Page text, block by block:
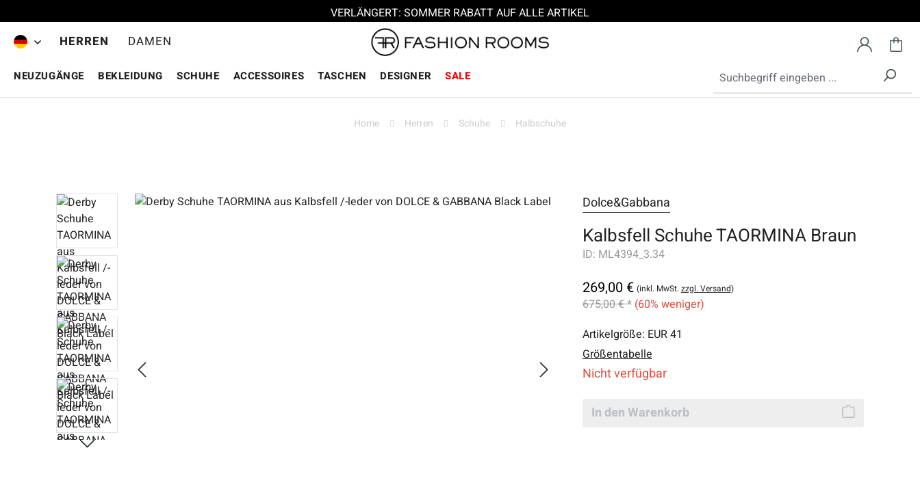
VERLÄNGERT: SOMMER RABATT AUF ALLE ARTIKEL
HERREN DAMEN
NEUZUGÄNGE BEKLEIDUNG SCHUHE ACCESSOIRES TASCHEN DESIGNER SALE
Home Herren Schuhe Halbschuhe
Bildergalerie überspringen Dolce&Gabbana
Kalbsfell Schuhe TAORMINA Braun
ID: ML4394_3.34
269,00 € (inkl. MwSt.zzgl. Versand)
675,00 € * (60% weniger)
Artikelgröße: EUR 41
Größentabelle
Nicht verfügbar
In den Warenkorb